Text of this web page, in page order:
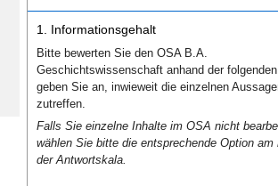
1. Informationsgehalt
Bitte bewerten Sie den OSA B.A.
Geschichtswissenschaft anhand der
geben Sie an, inwieweit die einzelnen
zutreffen.
Falls Sie einzelne Inhalte im OSA nicht
wählen Sie bitte die entsprechende Option am
der Antwortskala.